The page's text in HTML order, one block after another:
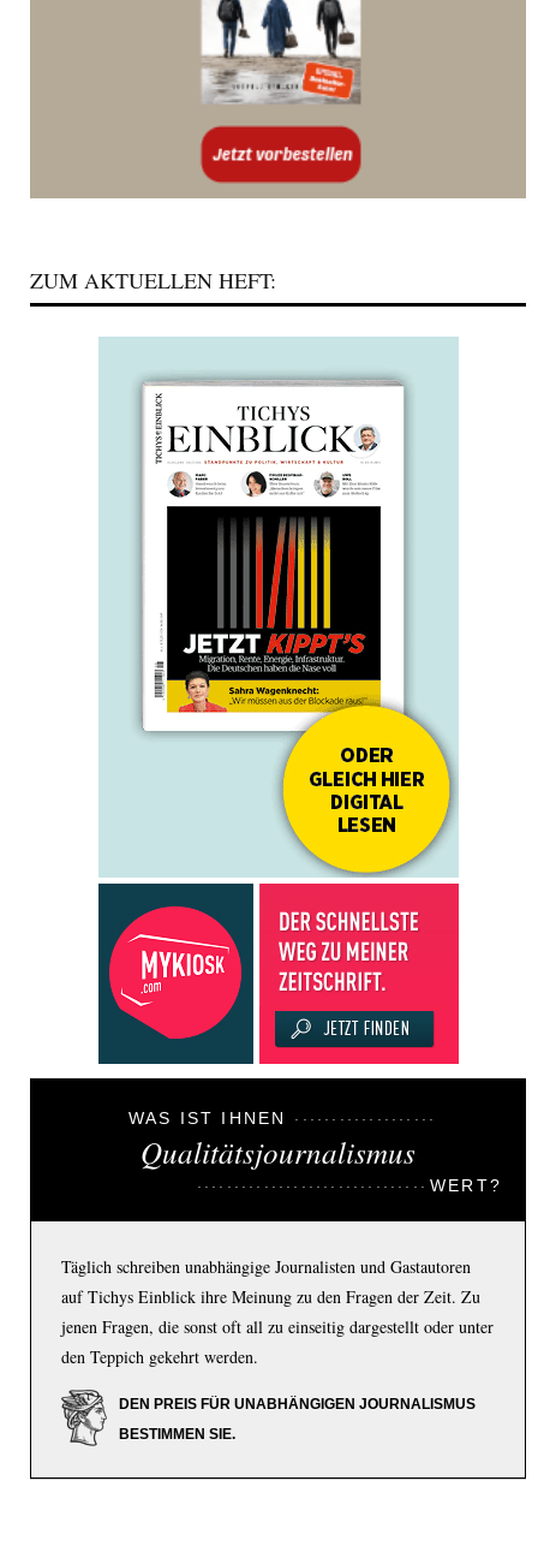
ZUM AKTUELLEN HEFT:
WAS IST IHNEN
Qualitätsjournalismus
WERT?
Täglich schreiben unabhängige Journalisten und Gastautoren
auf Tichys Einblick ihre Meinung zu den Fragen der Zeit. Zu
jenen Fragen, die sonst oft all zu einseitig dargestellt oder unter
den Teppich gekehrt werden.
DEN PREIS FÜR UNABHÄNGIGEN JOURNALISMUS
BESTIMMEN SIE.